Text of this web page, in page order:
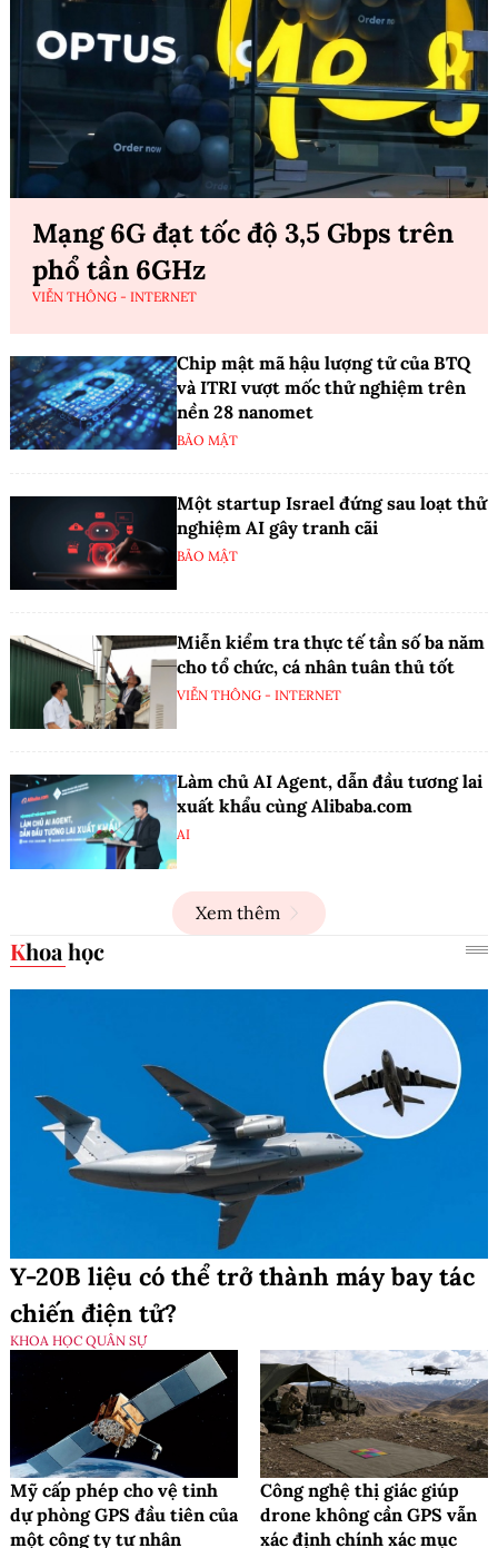
Mạng 6G đạt tốc độ 3,5 Gbps trên
phổ tần 6GHz
VIỄN THÔNG - INTERNET
Chip mật mã hậu lượng tử của BTQ
và ITRI vượt mốc thử nghiệm trên
nền 28 nanomet
BẢO MẬT
Một startup Israel đứng sau loạt thử
nghiệm AI gây tranh cãi
BẢO MẬT
Miễn kiểm tra thực tế tần số ba năm
cho tổ chức, cá nhân tuân thủ tốt
VIỄN THÔNG - INTERNET
Làm chủ AI Agent, dẫn đầu tương lai
xuất khẩu cùng Alibaba.com
AI
Xem thêm
Khoa học
Y-20B liệu có thể trở thành máy bay tác
chiến điện tử?
KHOA HỌC QUÂN SỰ
Mỹ cấp phép cho vệ tinh
dự phòng GPS đầu tiên của
một công ty tư nhân
Công nghệ thị giác giúp
drone không cần GPS vẫn
xác định chính xác mục